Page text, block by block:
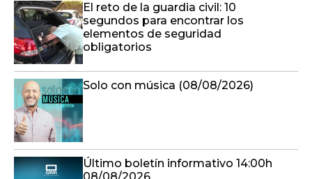
El reto de la guardia civil: 10
segundos para encontrar los
elementos de seguridad
obligatorios
Solo con música (08/08/2026)
Último boletín informativo 14:00h